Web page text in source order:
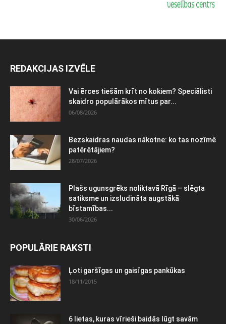
REDAKCIJAS IZVĒLE
Vai ērces tiešām krīt no kokiem? Speciālisti
skaidro populārākos mītus par...
06/08/2026
Bezskaidras naudas nākotne: ko tas nozīmē
patērētājiem?
28/07/2026
Plašs ugunsgrēks noliktavā Rīgā – slēgta
satiksme un izsludināta augstākā
bīstamības...
30/06/2026
POPULĀRIE RAKSTI
Ļoti garšīgas un gaisīgas pankūkas
18/11/2015
6 lietas, kuras vīrieši baidās lūgt savām